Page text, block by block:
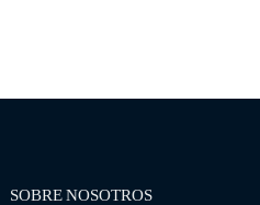
SOBRE NOSOTROS